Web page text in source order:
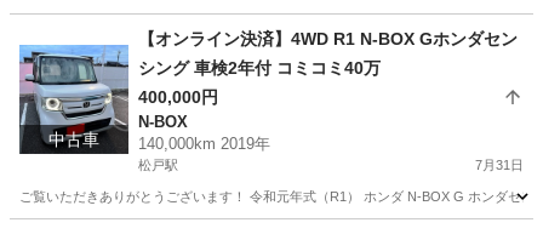
松戸駅 N-BOX
中古車
【オンライン決済】4WD R1 N-BOX Gホンダセン
シング 車検2年付 コミコミ40万
400,000円
N-BOX
140,000km 2019年
松戸駅 7月31日
ご覧いただきありがとうございます！ 令和元年式（R1） ホンダ N-BOX G ホンダセ